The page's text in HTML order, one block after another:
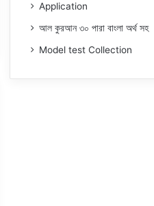
Application
আল কুরআন ৩০ পারা বাংলা অর্থ সহ
Model test Collection